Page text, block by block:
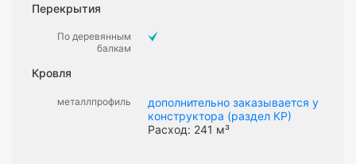
Перекрытия
По деревянным
балкам
Кровля
металлпрофиль
дополнительно заказывается у
конструктора (раздел КР)
Расход: 241 м³